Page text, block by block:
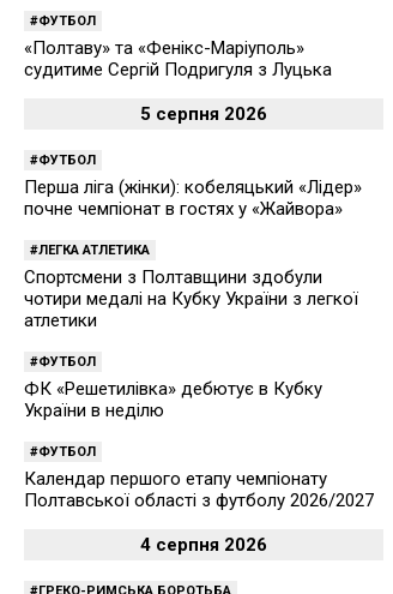
ФУТБОЛ
«Полтаву» та «Фенікс-Маріуполь»
судитиме Сергій Подригуля з Луцька
5 серпня 2026
ФУТБОЛ
Перша ліга (жінки): кобеляцький «Лідер»
почне чемпіонат в гостях у «Жайвора»
ЛЕГКА АТЛЕТИКА
Спортсмени з Полтавщини здобули
чотири медалі на Кубку України з легкої
атлетики
ФУТБОЛ
ФК «Решетилівка» дебютує в Кубку
України в неділю
ФУТБОЛ
Календар першого етапу чемпіонату
Полтавської області з футболу 2026/2027
4 серпня 2026